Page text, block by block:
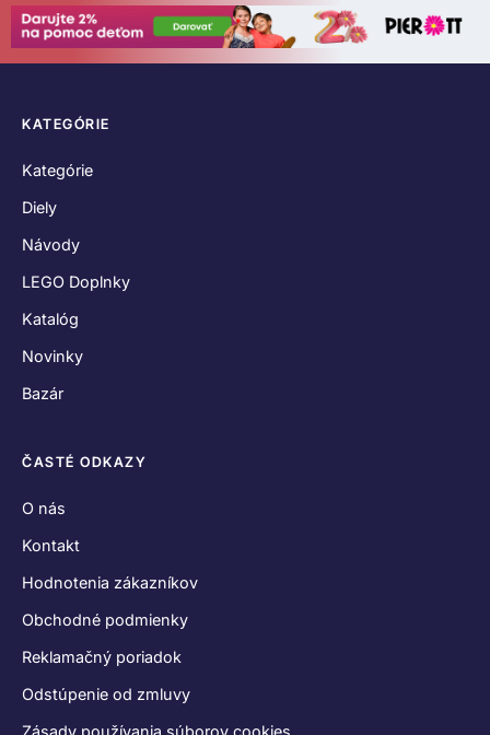
KATEGÓRIE
Kategórie
Diely
Návody
LEGO Doplnky
Katalóg
Novinky
Bazár
ČASTÉ ODKAZY
O nás
Kontakt
Hodnotenia zákazníkov
Obchodné podmienky
Reklamačný poriadok
Odstúpenie od zmluvy